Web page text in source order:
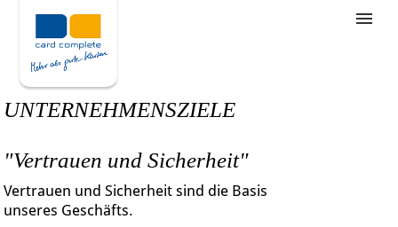
Stellenangebote
Unternehmensziele
Wie bewerbe ich mich
UNTERNEHMENSZIELE
"Vertrauen und Sicherheit"
Vertrauen und Sicherheit sind die Basis
unseres Geschäfts.